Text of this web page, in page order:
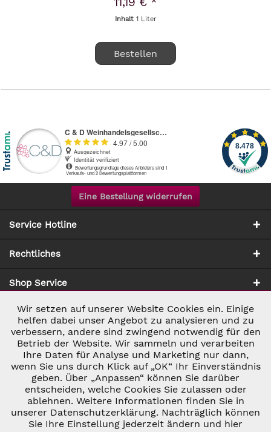
Inhalt1 Liter
Bestellen
Eine Bestellung widerrufen
Service Hotline
Rechtliches
Shop Service
Zahlung & Versand
* ALLE PREISE INKL. GESETZL. UMSATZSTEUER ZZGL.
VERSANDKOSTEN UND GGF. NACHNAHMEGEBÜHREN, WENN NICHT
ANDERS BESCHRIEBEN
Notwendig Aktiv
Marketing Inaktiv
Tracking Inaktiv
Personalisierung Inaktiv
Wir setzen auf unserer Website Cookies ein. Einige
helfen dabei unser Angebot zu analysieren und zu
verbessern, andere sind zwingend notwendig für den
Betrieb der Website. Wir sammeln und verarbeiten
Ihre Daten für Analyse und Marketing nur dann,
wenn Sie uns durch Klick auf „OK“ Ihr Einverständnis
geben. Über „Anpassen“ können Sie darüber
entscheiden, welche Cookies Sie zulassen oder
ablehnen. Weitere Informationen finden Sie in
unserer Datenschutzerklärung. Nachträglich können
Sie Ihre Einstellung jederzeit ändern und hier